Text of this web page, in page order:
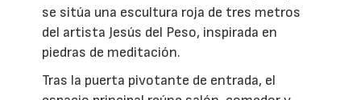
se sitúa una escultura roja de tres metros
del artista Jesús del Peso, inspirada en
piedras de meditación.
Tras la puerta pivotante de entrada, el